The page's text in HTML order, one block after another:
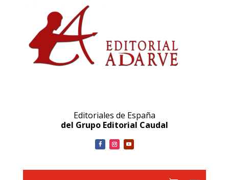
Editoriales de España
del Grupo Editorial Caudal